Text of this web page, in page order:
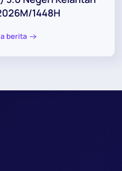
1448H
berita